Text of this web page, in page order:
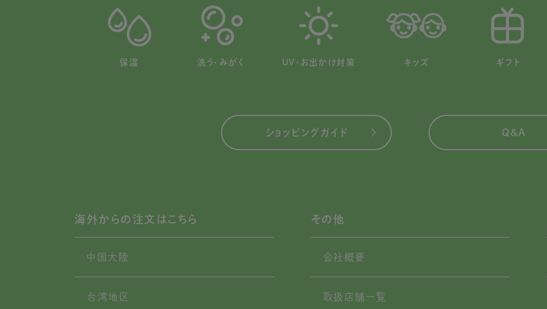
保湿 洗う・みがく UV・お出かけ対策 キッズ ギフト
ショッピングガイド Q&A
海外からの注文はこちら
中国大陸
台湾地区
その他
会社概要
取扱店舗一覧